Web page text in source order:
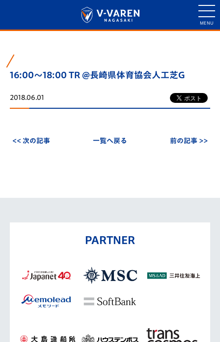
16:00～18:00 TR @長崎県体育協会人工芝G
2018.06.01
<< 次の記事 一覧へ戻る 前の記事 >>
PARTNER